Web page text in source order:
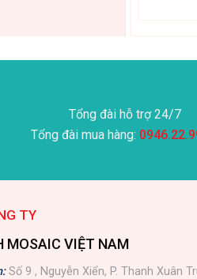
Tổng đài hỗ trợ 24/7
Tổng đài mua hàng:
TY
MOSAIC VIỆT NAM
Số 9 , Nguyễn Xiển, P. Thanh Xuân